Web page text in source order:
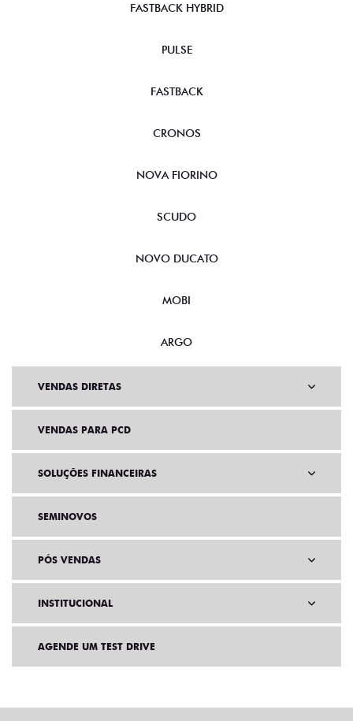
FASTBACK HYBRID
PULSE
FASTBACK
CRONOS
NOVA FIORINO
SCUDO
NOVO DUCATO
MOBI
ARGO
VENDAS DIRETAS
VENDAS PARA PCD
SOLUÇÕES FINANCEIRAS
SEMINOVOS
PÓS VENDAS
INSTITUCIONAL
AGENDE UM TEST DRIVE